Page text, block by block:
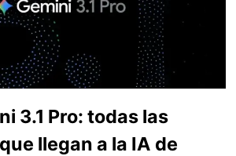
3.1 Pro: todas las
llegan a la IA de